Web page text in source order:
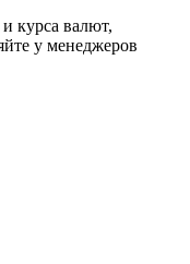
курса валют,
у менеджеров